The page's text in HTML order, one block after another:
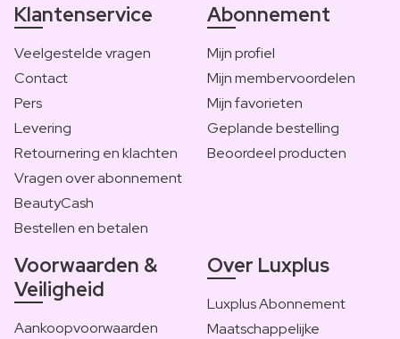
Klantenservice
Veelgestelde vragen
Contact
Pers
Levering
Retournering en klachten
Vragen over abonnement
BeautyCash
Bestellen en betalen
Abonnement
Mijn profiel
Mijn membervoordelen
Mijn favorieten
Geplande bestelling
Beoordeel producten
Voorwaarden &
Veiligheid
Aankoopvoorwaarden
Over Luxplus
Luxplus Abonnement
Maatschappelijke